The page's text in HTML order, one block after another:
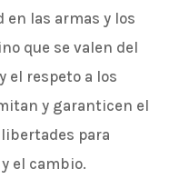
las armas y los
que se valen del
el respeto a los
y garanticen el
para
el cambio.